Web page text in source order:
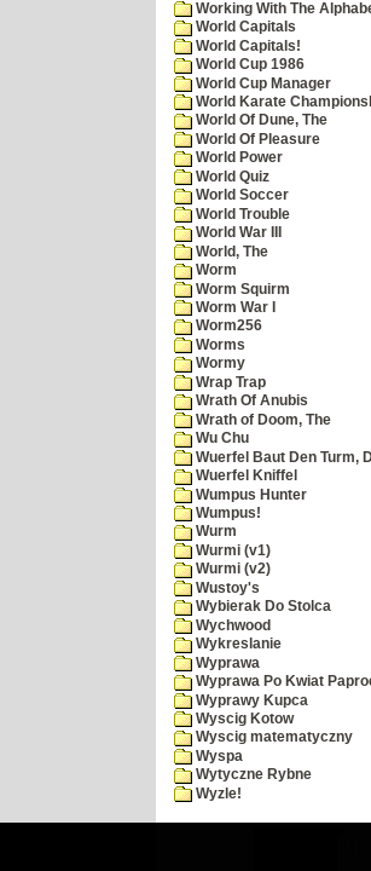
Working With The
World Capitals
World Capitals!
World Cup 1986
World Cup Manager
World Karate
World Of Dune, The
World Of Pleasure
World Power
World Quiz
World Soccer
World Trouble
World War III
World, The
Worm
Worm Squirm
Worm War I
Worm256
Worms
Wormy
Wrap Trap
Wrath Of Anubis
Wrath of Doom, The
Wu Chu
Wuerfel Baut Den Turm,
Wuerfel Kniffel
Wumpus Hunter
Wumpus!
Wurm
Wurmi (v1)
Wurmi (v2)
Wustoy's
Wybierak Do Stolca
Wychwood
Wykreslanie
Wyprawa
Wyprawa Po Kwiat
Wyprawy Kupca
Wyscig Kotow
Wyscig matematyczny
Wyspa
Wytyczne Rybne
Wyzle!